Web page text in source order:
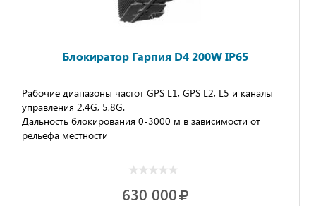
Блокиратор Гарпия D4 200W IP65
Рабочие диапазоны частот GPS L1, GPS L2, L5 и каналы
управления 2,4G, 5,8G.
Дальность блокирования 0-3000 м в зависимости от
рельефа местности
630 000